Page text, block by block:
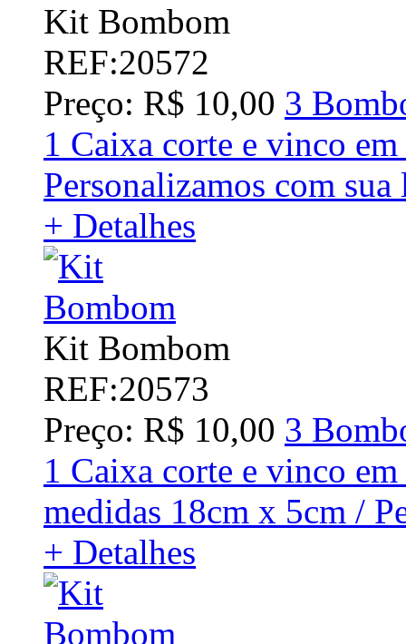
Kit Bombom
REF:20572
Preço: R$ 10,00 3
1 Caixa corte e vinco
Personalizamos com
+ Detalhes
Kit Bombom
REF:20573
Preço: R$ 10,00 3
1 Caixa corte e vinco
medidas 18cm x 5cm /
+ Detalhes